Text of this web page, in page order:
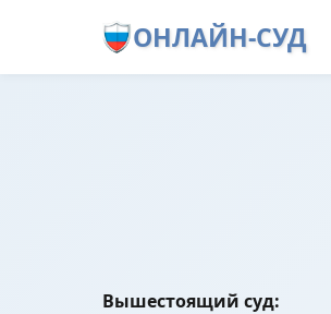
ОНЛАЙН-СУД
Вышестоящий суд: